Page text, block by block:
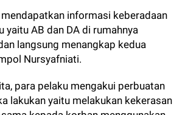
informasi keberadaan
yaitu AB dan DA di rumahnya
langsung menangkap kedua
Nursyafniati.
para pelaku mengakui perbuatan
lakukan yaitu melakukan kekerasan